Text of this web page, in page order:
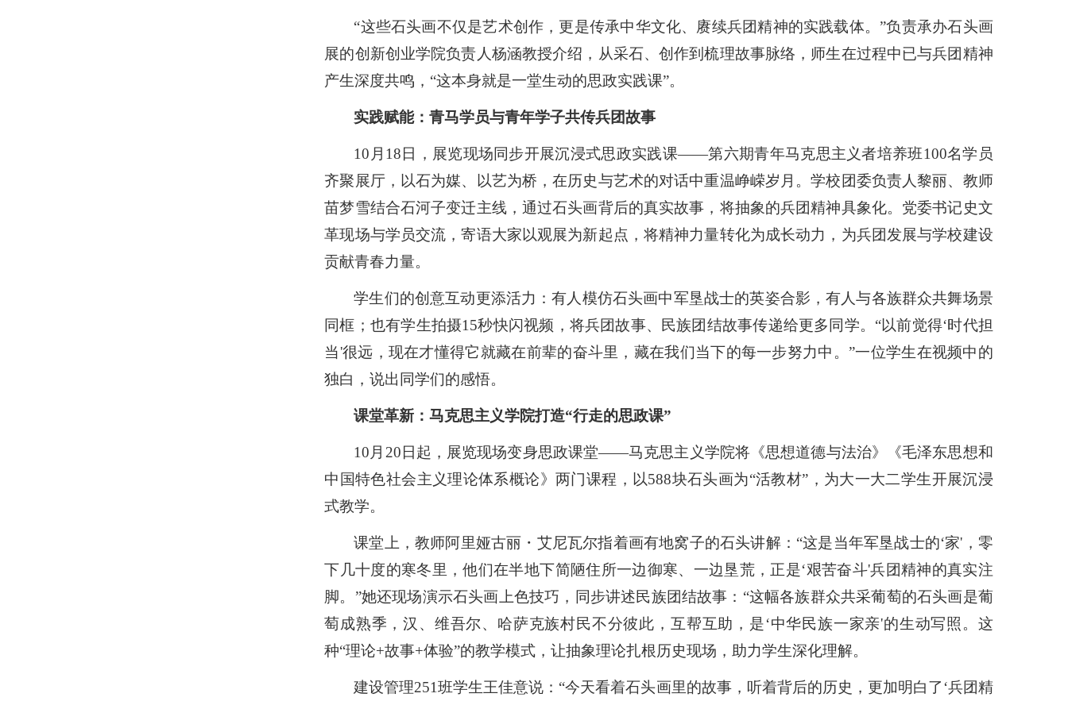
“这些石头画不仅是艺术创作，更是传承中华文化、 赓续兵团精神的实践载体。”负责承办石头画
展的创新创业学院负责人杨涵教授介绍，从采石、创作到梳理故事脉络，师生在过程中已与兵团精神
产生深度共鸣， “这本身就是一堂生动的思政实践课”。
实践赋能：青马学员与青年学子共传兵团故事
10月18日，展览现场同步开展沉浸式思政实践课——第六期青年马克思主义者培养班100名学员
齐聚展厅，以石为媒、以艺为桥，在历史与艺术的对话中重温峥嵘岁月。学校团委负责人黎丽、教师
苗梦雪结合石河子变迁主线，通过石头画背后的真实故事，将抽象的兵团精神具象化。党委书记史文
革现场与学员交流，寄语大家以观展为新起点，将精神力量转化为成长动力，为兵团发展与学校建设
贡献青春力量。
学生们的创意互动更添活力：有人模仿石头画中军垦战士的英姿合影，有人与各族群众共舞场景
同框； 也有学生拍摄15秒快闪视频，将兵团故事、民族团结故事传递给更多同学。 “以前觉得‘时代担
当'很远，现在才懂得它就藏在前辈的奋斗里，藏在我们当下的每一步努力中。”一位学生在视频中的
独白，说出 同学们的感悟。
课堂革新：马克思主义学院打造“行走的思政课”
10月20日起，展览现场变身思政课堂——马克思主义学院将《思想道德与法治》《毛泽东思想和
中国特色社会主义理论体系概论》两门课程，以588块石头画为“活教材” ，为大一大二学生开展沉浸
式教学。
课堂上，教师阿里娅古丽・艾尼瓦尔指着画有地窝子的石头讲解： “这是当年军垦战士的‘家'，零
下几十度的寒冬里，他们在半地下简陋住所一边御寒、一边垦荒，正是‘艰苦奋斗'兵团精神的真实注
脚。 ”她还现场演示石头画上色技巧，同步讲述民族团结故事： “这幅各族群众共采葡萄的石头画是葡
萄成熟季，汉、维吾尔、哈萨克族村民不分彼此，互帮互助，是‘中华民族一家亲'的生动写照。这
种“理论+故事+体验”的教学模式，让抽象理论扎根历史现场，助力学生深化理解。
建设管理251班学生王佳意说 ： “今天看着石头画里的故事，听着背后的历史， 更加明白了‘兵团精